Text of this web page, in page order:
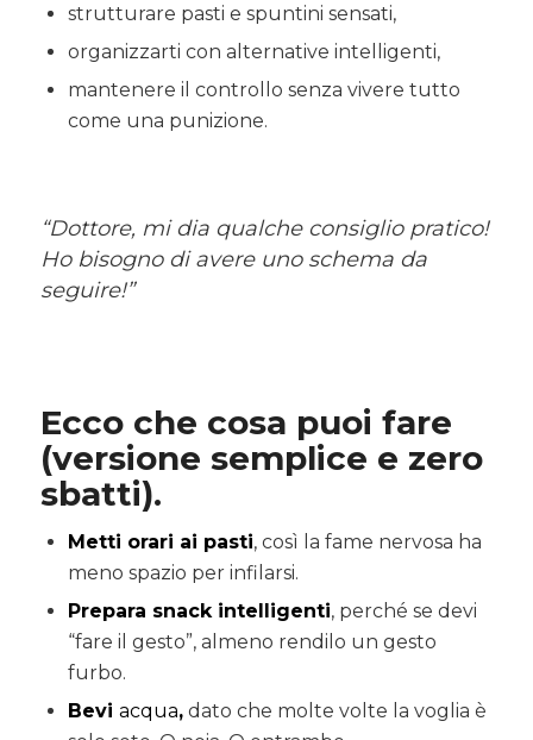
strutturare pasti e spuntini sensati,
organizzarti con alternative intelligenti,
mantenere il controllo senza vivere tutto
come una punizione.
“Dottore, mi dia qualche consiglio pratico!
Ho bisogno di avere uno schema da
seguire!”
Ecco che cosa puoi fare
(versione semplice e zero
sbatti).
Metti orari ai pasti, così la fame nervosa ha
meno spazio per infilarsi.
Prepara snack intelligenti, perché se devi
“fare il gesto”, almeno rendilo un gesto
furbo.
Bevi acqua,dato che molte volte la voglia è